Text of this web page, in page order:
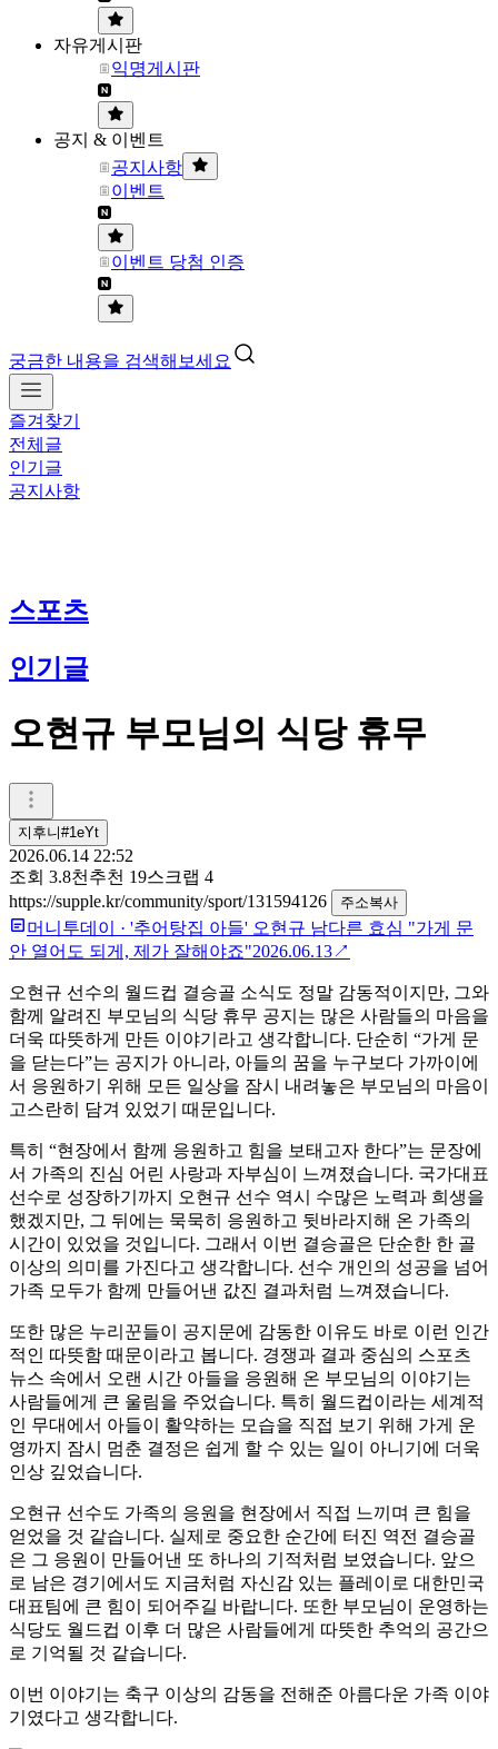
자유게시판
익명게시판
공지 & 이벤트
공지사항
이벤트
이벤트 당첨 인증
궁금한 내용을 검색해보세요
즐겨찾기
전체글
인기글
공지사항
스포츠
인기글
오현규 부모님의 식당 휴무
지후니#1eYt
2026.06.14 22:52
조회 3.8천 추천 19스크랩 4
https://supple.kr/community/sport/131594126
주소복사
머니투데이 · '추어탕집 아들' 오현규 남다른 효심 "가게 문
안 열어도 되게, 제가 잘해야죠"2026.06.13↗
오현규 선수의 월드컵 결승골 소식도 정말 감동적이지만, 그와
함께 알려진 부모님의 식당 휴무 공지는 많은 사람들의 마음을
더욱 따뜻하게 만든 이야기라고 생각합니다. 단순히 “가게 문
을 닫는다”는 공지가 아니라, 아들의 꿈을 누구보다 가까이에
서 응원하기 위해 모든 일상을 잠시 내려놓은 부모님의 마음이
고스란히 담겨 있었기 때문입니다.
특히 “현장에서 함께 응원하고 힘을 보태고자 한다”는 문장에
서 가족의 진심 어린 사랑과 자부심이 느껴졌습니다. 국가대표
선수로 성장하기까지 오현규 선수 역시 수많은 노력과 희생을
했겠지만, 그 뒤에는 묵묵히 응원하고 뒷바라지해 온 가족의
시간이 있었을 것입니다. 그래서 이번 결승골은 단순한 한 골
이상의 의미를 가진다고 생각합니다. 선수 개인의 성공을 넘어
가족 모두가 함께 만들어낸 값진 결과처럼 느껴졌습니다.
또한 많은 누리꾼들이 공지문에 감동한 이유도 바로 이런 인간
적인 따뜻함 때문이라고 봅니다. 경쟁과 결과 중심의 스포츠
뉴스 속에서 오랜 시간 아들을 응원해 온 부모님의 이야기는
사람들에게 큰 울림을 주었습니다. 특히 월드컵이라는 세계적
인 무대에서 아들이 활약하는 모습을 직접 보기 위해 가게 운
영까지 잠시 멈춘 결정은 쉽게 할 수 있는 일이 아니기에 더욱
인상 깊었습니다.
오현규 선수도 가족의 응원을 현장에서 직접 느끼며 큰 힘을
얻었을 것 같습니다. 실제로 중요한 순간에 터진 역전 결승골
은 그 응원이 만들어낸 또 하나의 기적처럼 보였습니다. 앞으
로 남은 경기에서도 지금처럼 자신감 있는 플레이로 대한민국
대표팀에 큰 힘이 되어주길 바랍니다. 또한 부모님이 운영하는
식당도 월드컵 이후 더 많은 사람들에게 따뜻한 추억의 공간으
로 기억될 것 같습니다.
이번 이야기는 축구 이상의 감동을 전해준 아름다운 가족 이야
기였다고 생각합니다.